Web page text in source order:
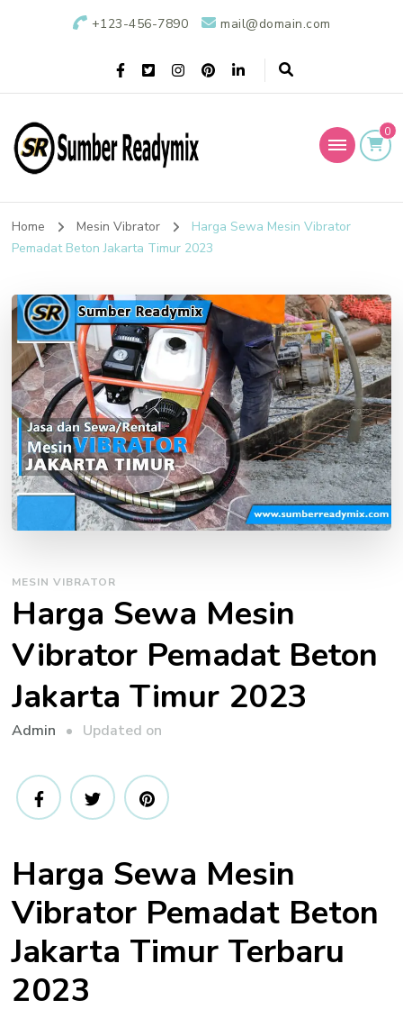
+123-456-7890 mail@domain.com
Sumber Readymix
0
Home Mesin Vibrator
Harga Sewa Mesin Vibrator
Pemadat Beton Jakarta Timur 2023
MESIN VIBRATOR
Harga Sewa Mesin
Vibrator Pemadat Beton
Jakarta Timur 2023
Admin Updated on
Harga Sewa Mesin
Vibrator Pemadat Beton
Jakarta Timur Terbaru
2023